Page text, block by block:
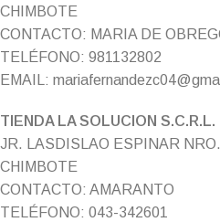
CHIMBOTE
CONTACTO: MARIA DE
TELÉFONO: 981132802
EMAIL:
TIENDA LA SOLUCION S.C.R.L.
JR. LASDISLAO ESPINAR
CHIMBOTE
CONTACTO: AMARANTO
TELÉFONO: 043-342601